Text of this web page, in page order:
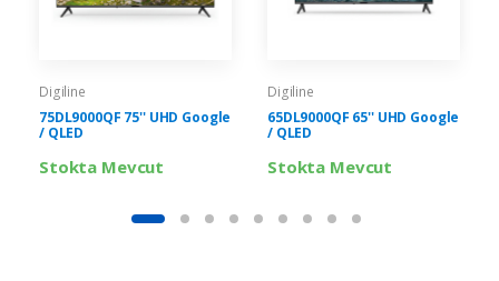
Digiline
75DL9000QF 75'' UHD Google
/ QLED
Stokta Mevcut
Digiline
65DL9000QF 65'' UHD Google
/ QLED
Stokta Mevcut